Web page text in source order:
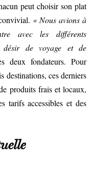
peut choisir son plat
« Nous avions à
avec les différents
désir de voyage et de
deux fondateurs. Pour
destinations, ces derniers
produits frais et locaux,
tarifs accessibles et des